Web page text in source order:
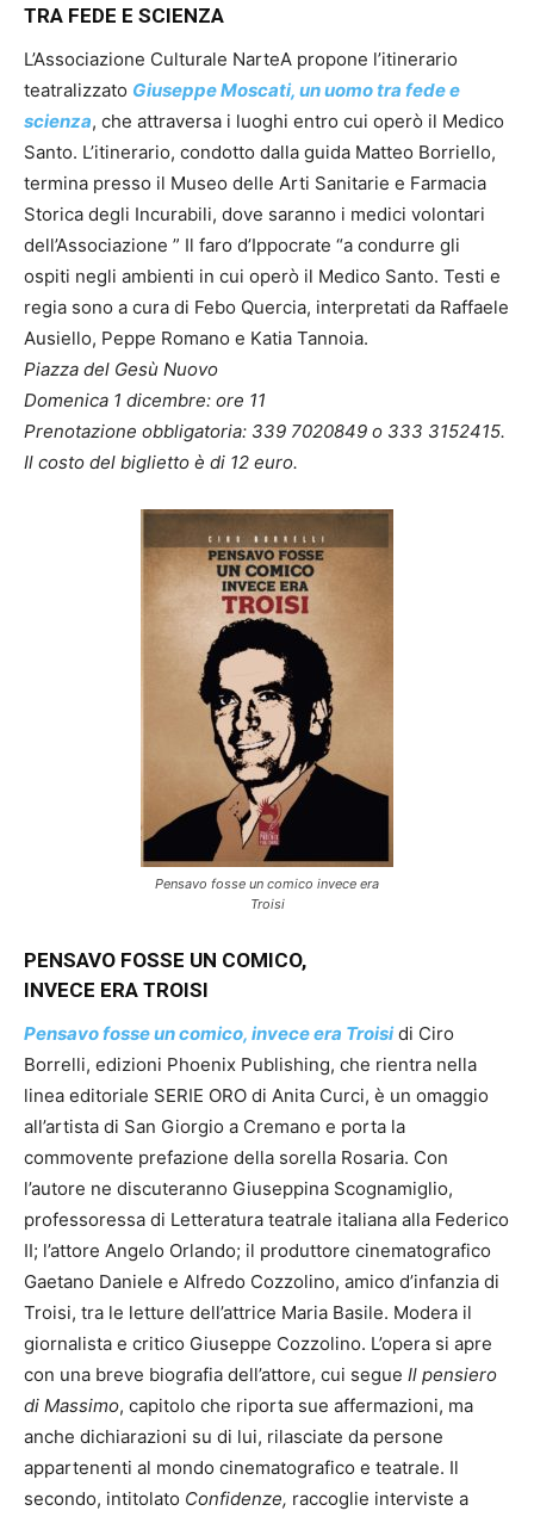
TRA FEDE E SCIENZA
L’Associazione Culturale NarteA propone l’itinerario
teatralizzato Giuseppe Moscati, un uomo tra fede e
scienza, che attraversa i luoghi entro cui operò il Medico
Santo. L’itinerario, condotto dalla guida Matteo Borriello,
termina presso il Museo delle Arti Sanitarie e Farmacia
Storica degli Incurabili, dove saranno i medici volontari
dell’Associazione ” Il faro d’Ippocrate “a condurre gli
ospiti negli ambienti in cui operò il Medico Santo. Testi e
regia sono a cura di Febo Quercia, interpretati da Raffaele
Ausiello, Peppe Romano e Katia Tannoia.
Piazza del Gesù Nuovo
Domenica 1 dicembre: ore 11
Prenotazione obbligatoria: 339 7020849 o 333 3152415.
Il costo del biglietto è di 12 euro.
Pensavo fosse un comico invece era
Troisi
PENSAVO FOSSE UN COMICO,
INVECE ERA TROISI
Pensavo fosse un comico, invece era Troisidi Ciro
Borrelli, edizioni Phoenix Publishing, che rientra nella
linea editoriale SERIE ORO di Anita Curci, è un omaggio
all’artista di San Giorgio a Cremano e porta la
commovente prefazione della sorella Rosaria. Con
l’autore ne discuteranno Giuseppina Scognamiglio,
professoressa di Letteratura teatrale italiana alla Federico
II; l’attore Angelo Orlando; il produttore cinematografico
Gaetano Daniele e Alfredo Cozzolino, amico d’infanzia di
Troisi, tra le letture dell’attrice Maria Basile. Modera il
giornalista e critico Giuseppe Cozzolino. L’opera si apre
con una breve biografia dell’attore, cui segue Il pensiero
di Massimo, capitolo che riporta sue affermazioni, ma
anche dichiarazioni su di lui, rilasciate da persone
appartenenti al mondo cinematografico e teatrale. Il
secondo, intitolato Confidenze, raccoglie interviste a